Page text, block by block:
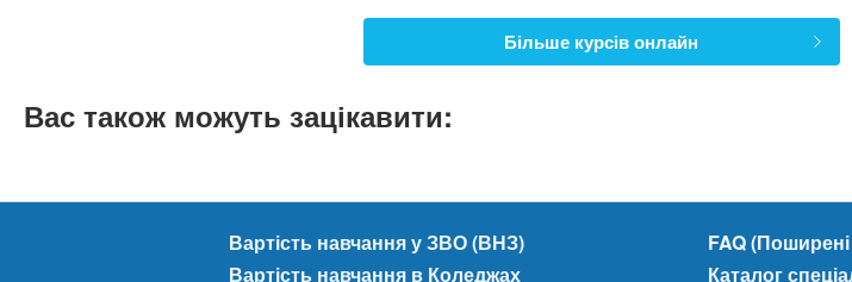
Більше курсів онлайн
Вас також можуть зацікавити:
Вартість навчання у ЗВО (ВНЗ)
Вартість навчання в Коледжах
FAQ
Каталог